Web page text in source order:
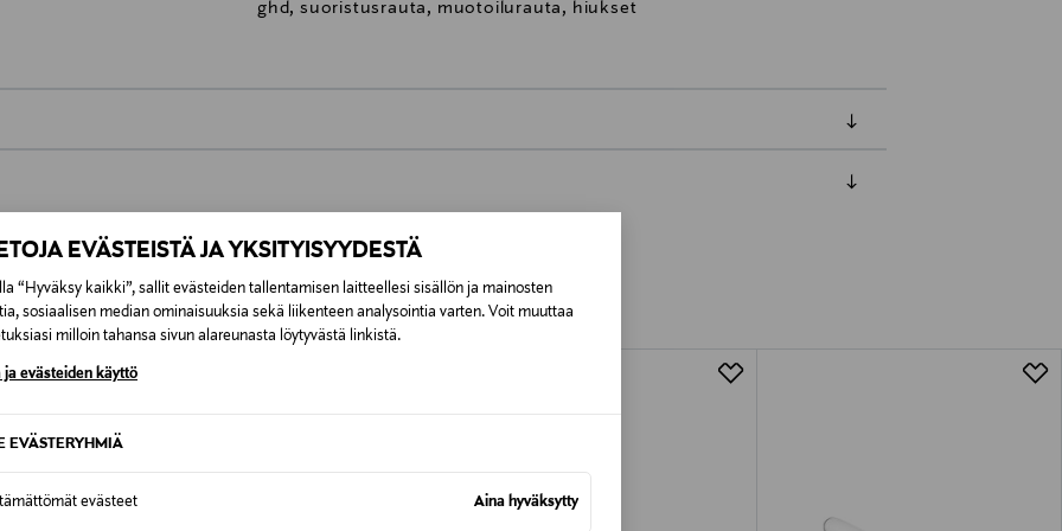
EVÄSTEISTÄ JA YKSITYISYYDESTÄ
“Hyväksy kaikki”, sallit evästeiden tallentamisen laitteellesi sisällön ja mainosten
sosiaalisen median ominaisuuksia sekä liikenteen analysointia varten. Voit muuttaa
milloin tahansa sivun alareunasta löytyvästä linkistä.
ja evästeiden käyttö
EVÄSTERYHMIÄ
evästeet Aina hyväksytty
ghd, suoristusrauta, muotoilurauta, hiukset
7,90 €–50,00 € kuljetusyhtiöstä ja tuotteen koosta riippuen
Alk. 6,90 €, kun toimitus on saatavilla valittuun osoitteeseen.
ilmoittaa palautuksesta etukäteen.
NÄISTÄ